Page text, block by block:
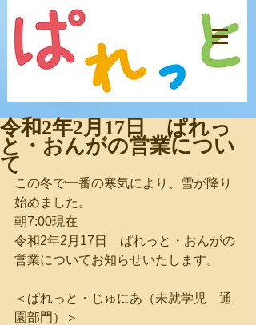
令和2年2月17日 ぱれっ
と・おんがの営業につい
て
この冬で一番の寒気により、雪が降り
始めました。
朝7:00現在
令和2年2月17日　ぱれっと・おんがの
営業についてお知らせいたします。
＜ぱれっと・じゅにあ（未就学児　通
園部門）＞